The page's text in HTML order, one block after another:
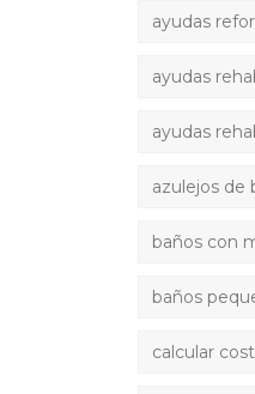
ayudas
ayudas
ayudas
azulejos de
baños con
baños
calcular